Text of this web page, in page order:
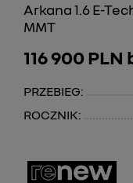
Arkana 1.6 E-
MMT
116 900
PRZEBIEG:
ROCZNIK: